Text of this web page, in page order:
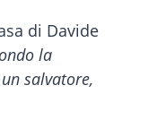
di Davide
la
salvatore,